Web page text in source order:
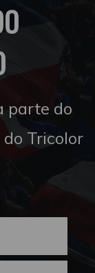
parte do
Tricolor